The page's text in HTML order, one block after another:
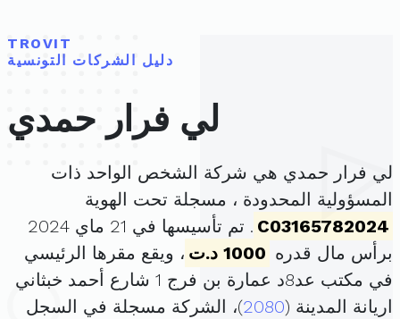
TROVIT
دليل الشركات التونسية
لي فرار حمدي
لي فرار حمدي هي شركة الشخص الواحد ذات
المسؤولية المحدودة ، مسجلة تحت الهوية
C03165782024
. تم تأسيسها في 21 ماي 2024
برأس مال قدره 1000 د.ت
، ويقع مقرها الرئيسي
في مكتب عد8د عمارة بن فرج 1 شارع أحمد خبثاني
اريانة المدينة (2080)، الشركة مسجلة في السجل